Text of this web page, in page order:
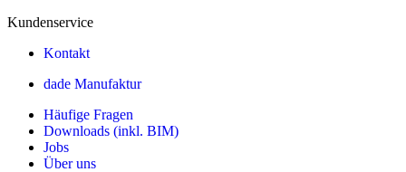
Kundenservice
Kontakt
dade Manufaktur
Häufige Fragen
Downloads (inkl. BIM)
Jobs
Über uns